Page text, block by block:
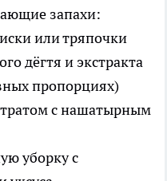
запахи:
или тряпочки
дёгтя и экстракта
пропорциях)
с нашатырным
уборку с